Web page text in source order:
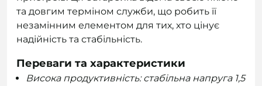
та довгим терміном служби, що робить її
незамінним елементом для тих, хто цінує
надійність та стабільність.
Переваги та характеристики
Висока продуктивність: стабільна напруга 1,5